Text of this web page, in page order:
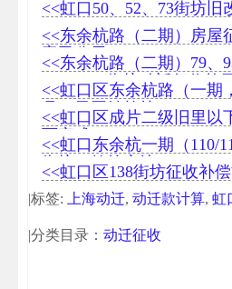
<<虹口50、52、73街坊旧
<<东余杭路（二期）房屋
案已公示
<<东余杭路（二期）79、
108、109街坊动迁征收拉
<<虹口区东余杭路（一期
月17日开始签约
<<虹口区成片二级旧里以
面完成
<<虹口东余杭一期（110/
街坊）签约率达98.69%
<<虹口区138街坊征收补
|标签: 上海动迁, 动迁款计算, 虹
|分类目录： 动迁征收